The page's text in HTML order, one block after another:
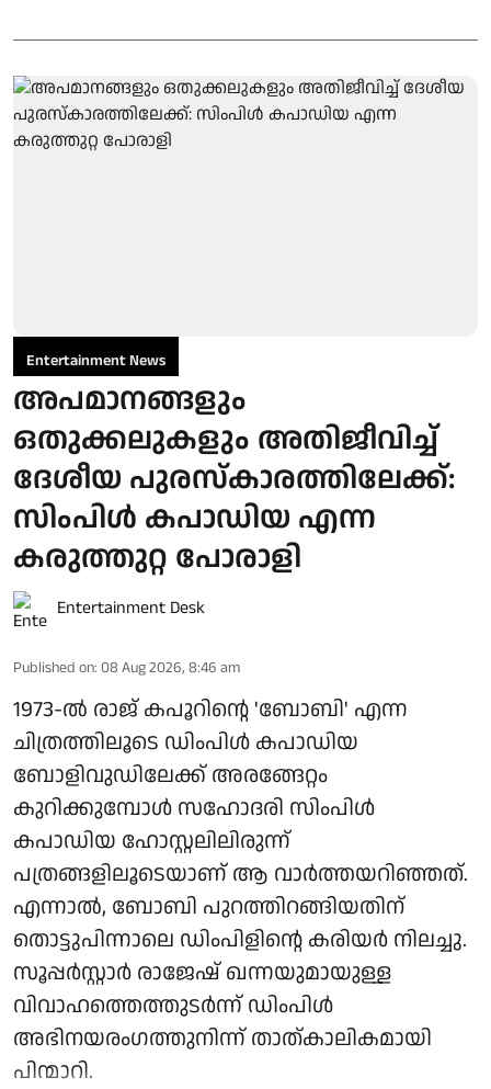
Entertainment News
അപമാനങ്ങളും
ഒതുക്കലുകളും അതിജീവിച്ച്
ദേശീയ പുരസ്‌കാരത്തിലേക്ക്:
സിംപിള്‍ കപാഡിയ എന്ന
കരുത്തുറ്റ പോരാളി
Entertainment Desk
Published on: 08 Aug 2026, 8:46 am
1973-ല്‍ രാജ് കപൂറിന്റെ 'ബോബി' എന്ന
ചിത്രത്തിലൂടെ ഡിംപിള്‍ കപാഡിയ
ബോളിവുഡിലേക്ക് അരങ്ങേറ്റം
കുറിക്കുമ്പോള്‍ സഹോദരി സിംപിള്‍
കപാഡിയ ഹോസ്റ്റലിലിരുന്ന്
പത്രങ്ങളിലൂടെയാണ് ആ വാര്‍ത്തയറിഞ്ഞത്.
എന്നാല്‍, ബോബി പുറത്തിറങ്ങിയതിന്
തൊട്ടുപിന്നാലെ ഡിംപിളിന്റെ കരിയര്‍ നിലച്ചു.
സൂപ്പര്‍സ്റ്റാര്‍ രാജേഷ് ഖന്നയുമായുള്ള
വിവാഹത്തെത്തുടര്‍ന്ന് ഡിംപിള്‍
അഭിനയരംഗത്തുനിന്ന് താത്കാലികമായി
പിന്മാറി.